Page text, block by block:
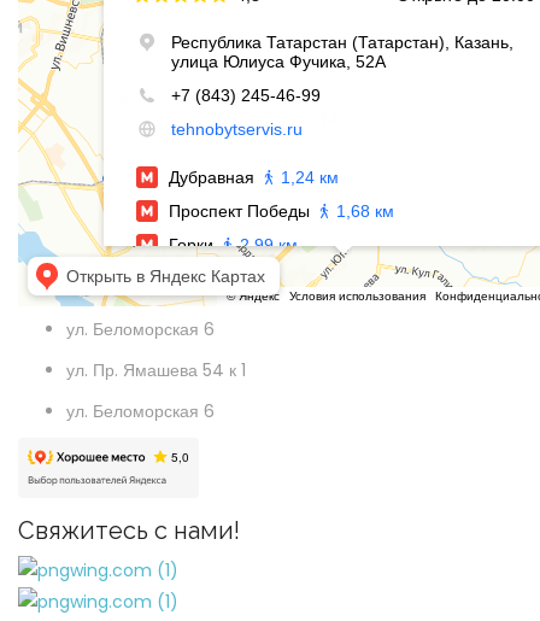
ул. Беломорская 6
ул. Пр. Ямашева 54 к 1
ул. Беломорская 6
Свяжитесь с нами!